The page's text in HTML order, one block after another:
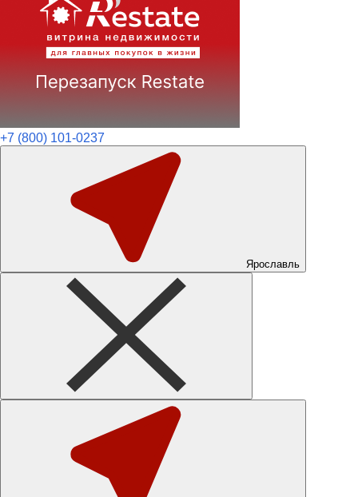
+7 (800) 101-0237
Ярославль